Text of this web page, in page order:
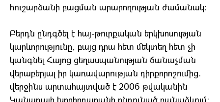
հուշարձանի բացման արարողության ժամանակ:
Բերդն ընդգծել է հայ-թուրքական երկխոսության
կարևորությունը, բայց դրա հետ մեկտեղ հետ չի
կանգնել Հայոց ցեղասպանության ճանաչման
վերաբերյալ իր կառավարության դիրքորոշումից.
վերջինս արտահայտված է 2006 թվականին
Կանադայի խորհրդարանի ընդունած բանաձևում: